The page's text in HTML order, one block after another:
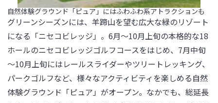
自然体験グラウンド「ピュア」にはふわふわ系アトラクションも
グリーンシーズンには、羊蹄山を望む広大な緑のリゾート
になる「ニセコビレッジ」。6月～10月上旬の本格的な18
ホールのニセコビレッジゴルフコースをはじめ、7月中旬
～10月上旬にはレールスライダーやツリートレッキング、
パークゴルフなど、様々なアクティビティを楽しめる自然
体験グラウンド「ピュア」がオープン。なかでも、総延長